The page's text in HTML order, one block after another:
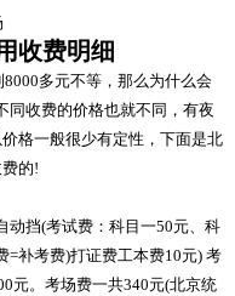
费明细
多元不等，那么为什么会
同收费的价格也就不同，有夜
格一般很少有定性，下面是北
的!
挡(考试费：科目一50元、科
=补考费)打证费工本费10元) 考
元。考场费一共340元(北京统